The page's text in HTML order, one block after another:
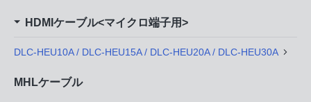
HDMIケーブル<マイクロ端子用>
DLC-HEU10A / DLC-HEU15A / DLC-HEU20A / DLC-HEU30A
MHLケーブル